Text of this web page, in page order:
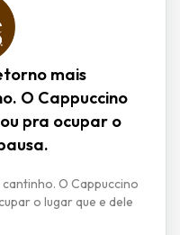
mais
O Cappuccino
pra ocupar o
O Cappuccino
o lugar que e dele